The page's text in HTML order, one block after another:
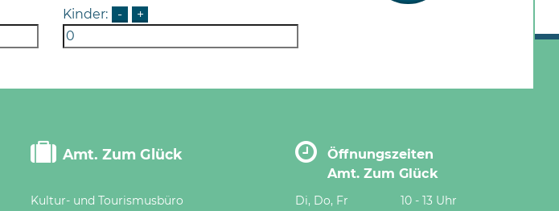
Kinder: - +
Amt. Zum Glück
Kultur- und Tourismusbüro
Öffnungszeiten
Amt. Zum Glück
Di, Do, Fr 10 - 13 Uhr